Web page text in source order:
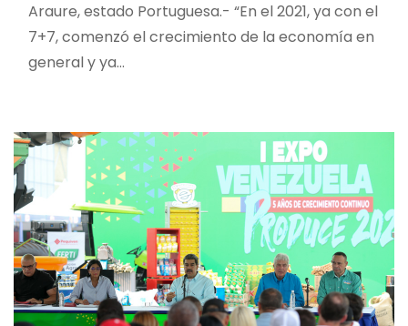
Araure, estado Portuguesa.- “En el 2021, ya con el
7+7, comenzó el crecimiento de la economía en
general y ya…